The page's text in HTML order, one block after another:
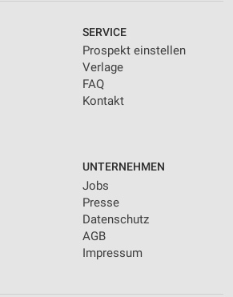
SERVICE
Prospekt einstellen
Verlage
FAQ
Kontakt
UNTERNEHMEN
Jobs
Presse
Datenschutz
AGB
Impressum